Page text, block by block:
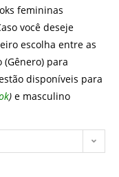
femininas
você deseje
escolha entre as
para
disponíveis para
) e masculino